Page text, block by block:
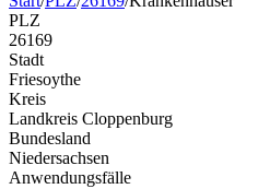
PLZ
26169
Stadt
Friesoythe
Kreis
Landkreis Cloppenburg
Bundesland
Niedersachsen
Anwendungsfälle